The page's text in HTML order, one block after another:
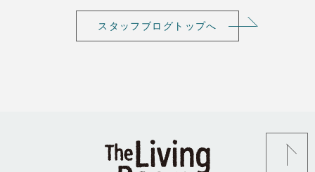
スタッフブログトップへ